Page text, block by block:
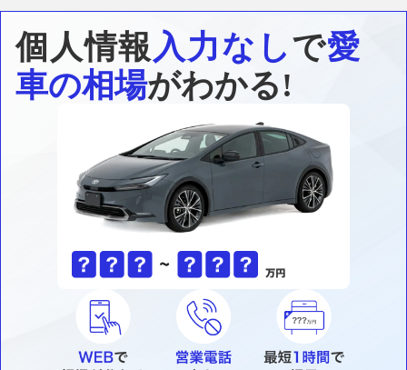
個人情報入力なしで愛
車の相場がわかる!